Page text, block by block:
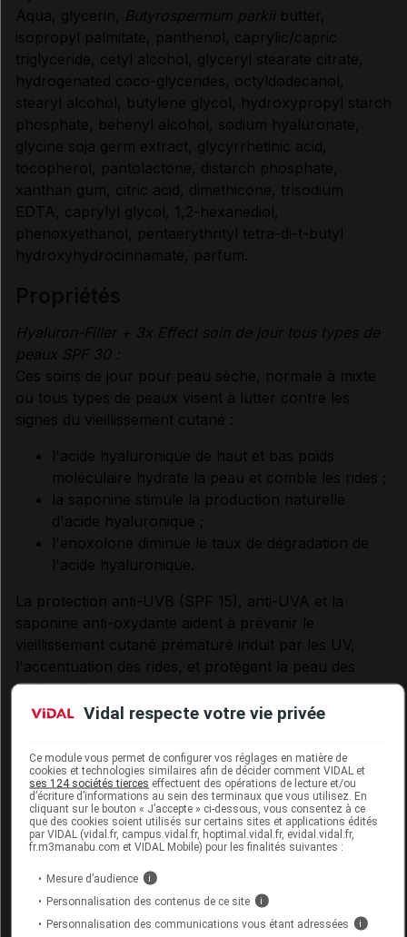
Aqua, glycerin, Butyrospermum parkii butter,
isopropyl palmitate, panthenol, caprylic/capric
triglyceride, cetyl alcohol, glyceryl stearate citrate,
hydrogenated coco-glycerides, octyldodecanol,
stearyl alcohol, butylene glycol, hydroxypropyl starch
phosphate, behenyl alcohol, sodium hyaluronate,
glycine soja germ extract, glycyrrhetinic acid,
tocopherol, pantolactone, distarch phosphate,
xanthan gum, citric acid, dimethicone, trisodium
EDTA, caprylyl glycol, 1,2-hexanediol,
phenoxyethanol, pentaerythrityl tetra-di-t-butyl
hydroxyhydrocinnamate, parfum.
Hyaluron-Filler + 3x Effect soin de jour tous types de
peaux SPF 30 :
Ces soins de jour pour peau sèche, normale à mixte
ou tous types de peaux visent à lutter contre les
signes du vieillissement cutané :
l'acide hyaluronique de haut et bas poids
moléculaire hydrate la peau et comble les rides ;
la saponine stimule la production naturelle
d'acide hyaluronique ;
l'enoxolone diminue le taux de dégradation de
l'acide hyaluronique.
La protection anti-UVB (SPF 15), anti-UVA et la
saponine anti-oxydante aident à prévenir le
vieillissement cutané prématuré induit par les UV,
l'accentuation des rides, et protègent la peau des
radicaux libres.
Hyaluron-Filler + 3x Effect soin de nuit :
vieillissement cutané :
l'acide hyaluronique de haut et bas poids
moléculaire hydrate la peau et comble les rides ;
la saponine stimule la production naturelle
d'acide hyaluronique ;
l'enoxolone diminue le taux de dégradation de
Vidal respecte votre vie privée
Ce module vous permet de configurer vos réglages en matière de
cookies et technologies similaires afin de décider comment VIDAL et
ses 124 sociétés tierces effectuent des opérations de lecture et/ou
d’écriture d’informations au sein des terminaux que vous utilisez. En
cliquant sur le bouton « J’accepte » ci-dessous, vous consentez à ce
que des cookies soient utilisés sur certains sites et applications édités
par VIDAL (vidal.fr, campus.vidal.fr, hoptimal.vidal.fr, evidal.vidal.fr,
fr.m3manabu.com et VIDAL Mobile) pour les finalités suivantes :
Mesure d’audience i
Personnalisation des contenus de ce site i
Personnalisation des communications vous étant adressées i